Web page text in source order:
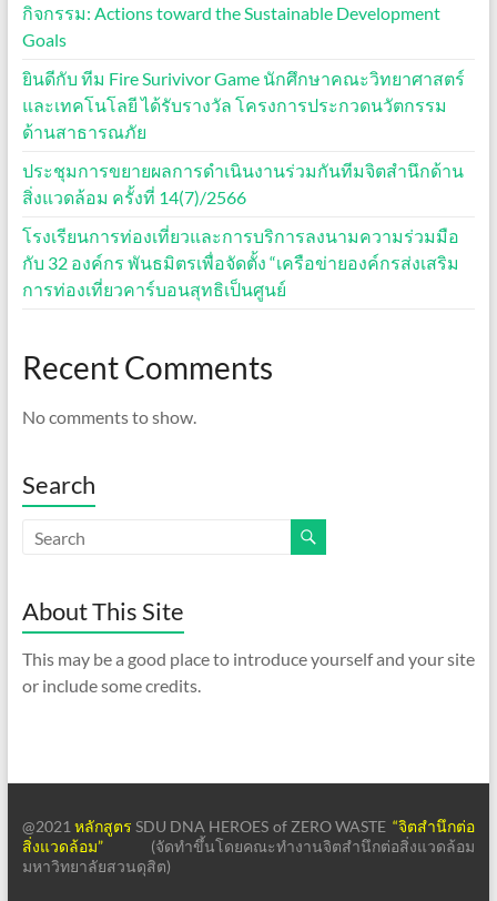
กิจกรรม: Actions toward the Sustainable Development
Goals
ยินดีกับ ทีม Fire Surivivor Game นักศึกษาคณะวิทยาศาสตร์
และเทคโนโลยี ได้รับรางวัล โครงการประกวดนวัตกรรม
ด้านสาธารณภัย
ประชุมการขยายผลการดำเนินงานร่วมกันทีมจิตสำนึกด้าน
สิ่งแวดล้อม ครั้งที่ 14(7)/2566
โรงเรียนการท่องเที่ยวและการบริการลงนามความร่วมมือ
กับ 32 องค์กร พันธมิตรเพื่อจัดตั้ง “เครือข่ายองค์กรส่งเสริม
การท่องเที่ยวคาร์บอนสุทธิเป็นศูนย์
Recent Comments
No comments to show.
Search
About This Site
This may be a good place to introduce yourself and your site
or include some credits.
@2021 หลักสูตรSDU DNA HEROES of ZERO WASTE“จิตสำนึกต่อ
สิ่งแวดล้อม” (จัดทำขึ้นโดยคณะทำงานจิตสำนึกต่อสิ่งแวดล้อม
มหาวิทยาลัยสวนดุสิต)